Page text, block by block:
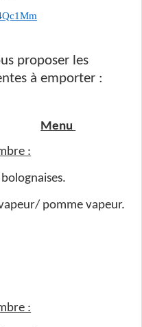
proposer les
à emporter :
Menu
:
pomme vapeur.
: